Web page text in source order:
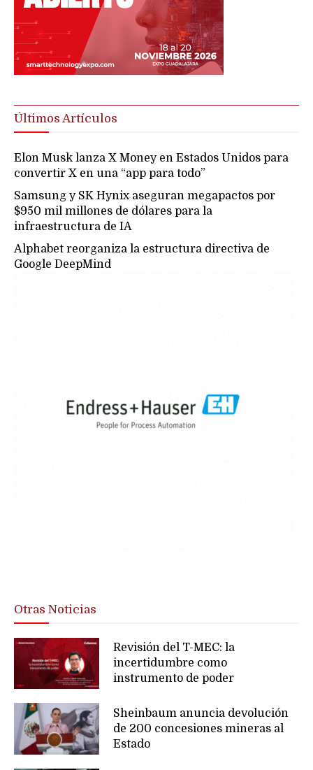
Últimos Artículos
Elon Musk lanza X Money en Estados Unidos para
convertir X en una “app para todo”
Samsung y SK Hynix aseguran megapactos por
$950 mil millones de dólares para la
infraestructura de IA
Alphabet reorganiza la estructura directiva de
Google DeepMind
Otras Noticias
Revisión del T-MEC: la
incertidumbre como
instrumento de poder
Sheinbaum anuncia devolución
de 200 concesiones mineras al
Estado